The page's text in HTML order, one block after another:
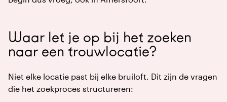
Waar let je op bij het zoeken
naar een trouwlocatie?
Niet elke locatie past bij elke bruiloft. Dit zijn de vragen
die het zoekproces structureren: